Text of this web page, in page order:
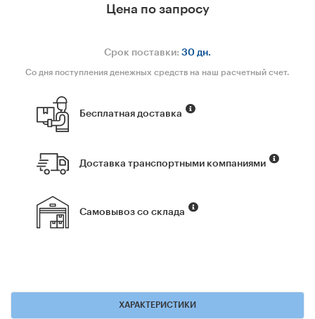
Цена по запросу
Срок поставки: 30 дн.
Со дня поступления денежных средств на наш расчетный счет.
Бесплатная доставка
Доставка транспортными компаниями
Самовывоз со склада
ХАРАКТЕРИСТИКИ